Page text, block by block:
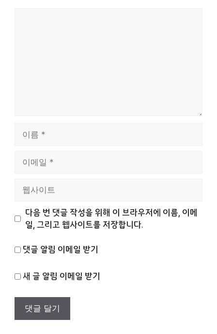
트
다음 번 댓글 작성을 위해 이 브라우저에 이름, 이메
일, 그리고 웹사이트를 저장합니다.
댓글 알림 이메일 받기
새 글 알림 이메일 받기